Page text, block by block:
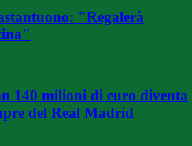
"Regalerà
140 milioni di euro diventa
del Real Madrid